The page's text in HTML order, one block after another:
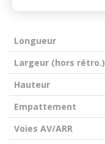
Longueur
Largeur (hors rétro.)
Hauteur
Empattement
Voies AV/ARR